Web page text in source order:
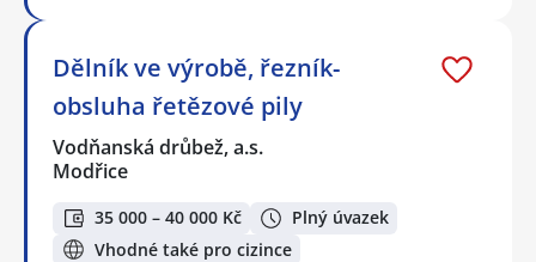
Dělník ve výrobě, řezník-
obsluha řetězové pily
Vodňanská drůbež, a.s.
Modřice
35 000 – 40 000 Kč
Plný úvazek
Vhodné také pro cizince